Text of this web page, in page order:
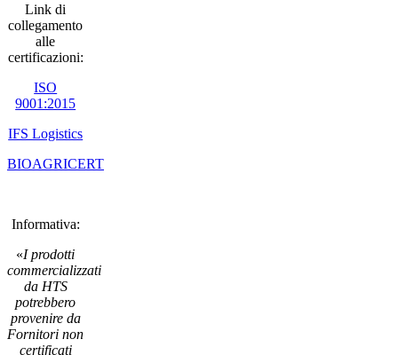
Link di
collegamento
alle
certificazioni:
ISO
9001:2015
IFS Logistics
BIOAGRICERT
Informativa:
«I prodotti
commercializzati
da HTS
potrebbero
provenire da
Fornitori non
certificati